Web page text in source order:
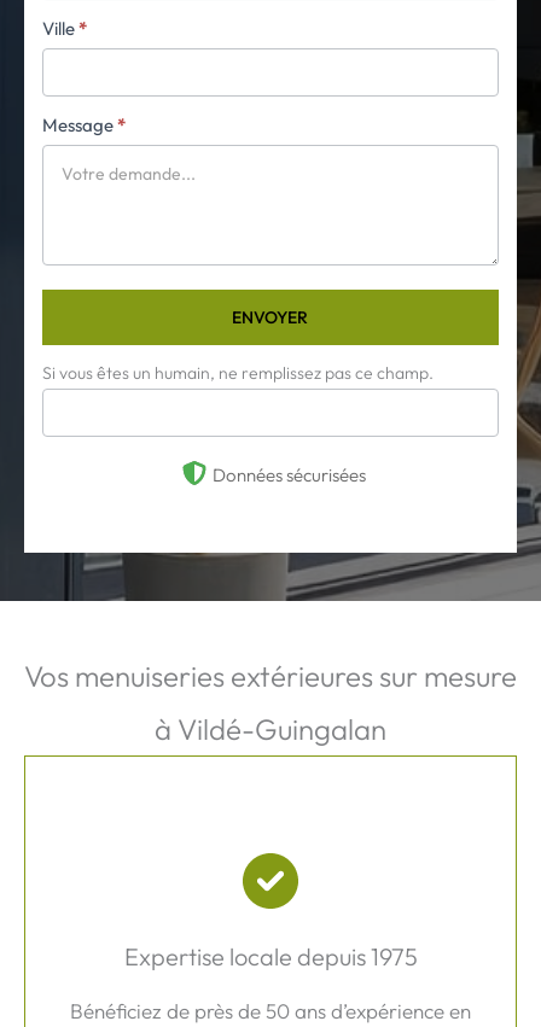
Ville*
Message*
ENVOYER
Si vous êtes un humain, ne remplissez pas ce champ.
Données sécurisées
Vos menuiseries extérieures sur mesure
à Vildé-Guingalan
Expertise locale depuis 1975
Bénéficiez de près de 50 ans d’expérience en